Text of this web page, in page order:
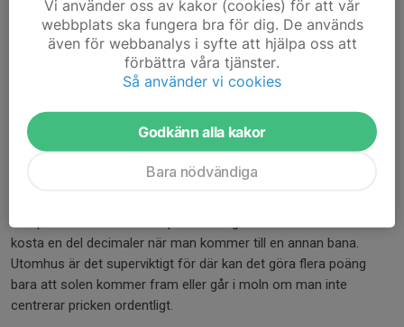
Det första är att inte centrera pricken, utan istället sträva efter
ett visst avstånd mellan t.ex. toppen av pricken och ringen. Det
fungerar om ljuset är identiskt varje gång man skjuter, men om
man kommer till en annan bana eller i synnerhet om man skjuter
Återigen är det ögat som luras. Ju ljusare det är desto mindre
kommer man sikta på olika ställen beroende på ljuset. Samtidigt
kosta en del decimaler när man kommer till en annan bana.
Utomhus är det superviktigt för där kan det göra flera poäng
bara att solen kommer fram eller går i moln om man inte
centrerar pricken ordentligt.
Vi använder oss av kakor (cookies) för att vår
webbplats ska fungera bra för dig. De används
även för webbanalys i syfte att hjälpa oss att
förbättra våra tjänster.
Så använder vi cookies
Godkänn alla kakor
Bara nödvändiga